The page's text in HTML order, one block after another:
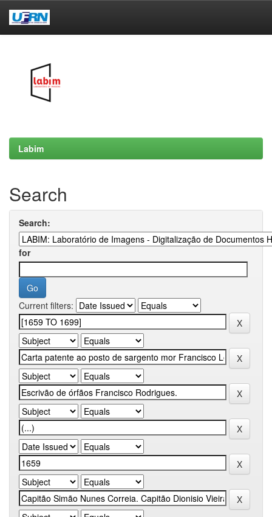
Labim
Search
Search:
for
Current filters: